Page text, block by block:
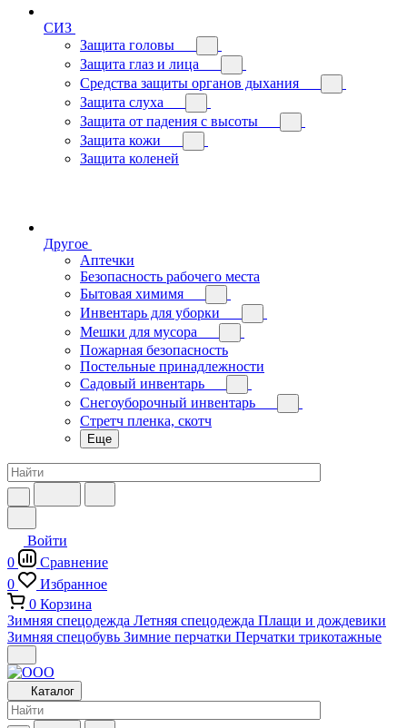
СИЗ
Защита головы
Защита глаз и лица
Средства защиты органов дыхания
Защита слуха
Защита от падения с высоты
Защита кожи
Защита коленей
Другое
Аптечки
Безопасность рабочего места
Бытовая химимя
Инвентарь для уборки
Мешки для мусора
Пожарная безопасность
Постельные принадлежности
Садовый инвентарь
Снегоуборочный инвентарь
Стретч пленка, скотч
Еще
Войти
0
Сравнение
0
Избранное
0 Корзина
Зимняя спецодежда Летняя спецодежда Плащи и дождевики
Зимняя спецобувь Зимние перчатки Перчатки трикотажные
Каталог